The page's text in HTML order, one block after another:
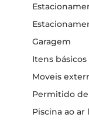
Garagem
Itens
Moveis
Permitido
Piscina ao